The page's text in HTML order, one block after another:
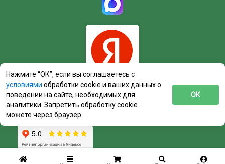
Нажмите “ОК”, если вы соглашаетесь с
условиями обработки cookie и ваших данных о
поведении на сайте, необходимых для
аналитики. Запретить обработку cookie
можете через браузер
ОК